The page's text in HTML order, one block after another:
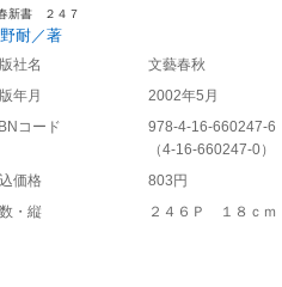
新書 ２４７
耐／著
社名
文藝春秋
年月
2002年5月
コード
978-4-16-660247-6
（4-16-660247-0）
価格
803円
・縦
２４６Ｐ １８ｃｍ